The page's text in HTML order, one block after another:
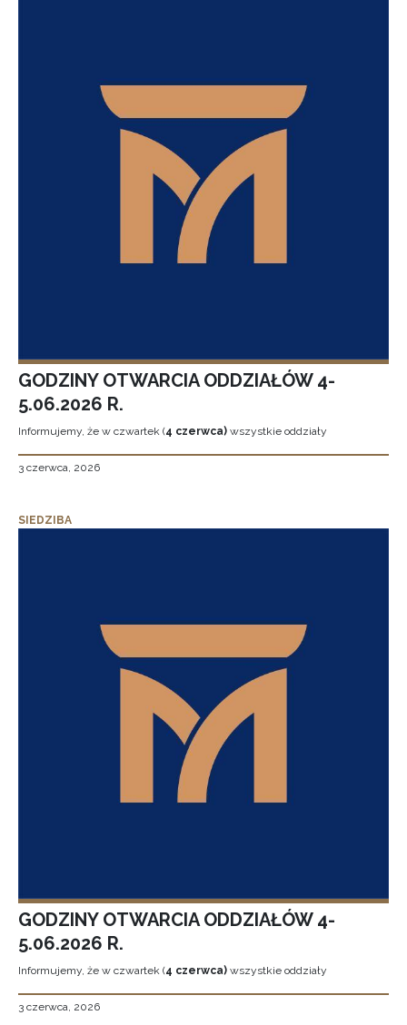
GODZINY OTWARCIA ODDZIAŁÓW 4-
5.06.2026 R.
Informujemy, że w czwartek (4 czerwca) wszystkie oddziały
3 czerwca, 2026
SIEDZIBA
GODZINY OTWARCIA ODDZIAŁÓW 4-
5.06.2026 R.
Informujemy, że w czwartek (4 czerwca) wszystkie oddziały
3 czerwca, 2026